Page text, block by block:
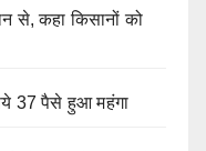
से, कहा किसानों को
37 पैसे हुआ महंगा